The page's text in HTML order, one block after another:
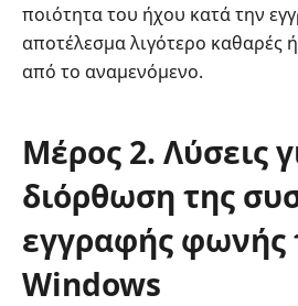
ποιότητα του ήχου κατά την
αποτέλεσμα λιγότερο καθαρές
από το αναμενόμενο.
Μέρος 2. Λύσεις
διόρθωση της
εγγραφής φωνής
Windows